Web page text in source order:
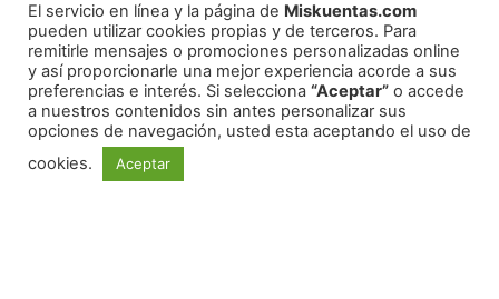
El servicio en línea y la página de Miskuentas.com
pueden utilizar cookies propias y de terceros. Para
remitirle mensajes o promociones personalizadas online
y así proporcionarle una mejor experiencia acorde a sus
preferencias e interés. Si selecciona “Aceptar” o accede
a nuestros contenidos sin antes personalizar sus
opciones de navegación, usted esta aceptando el uso de
cookies.
Aceptar